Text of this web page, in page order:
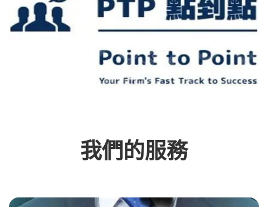
我們的服務